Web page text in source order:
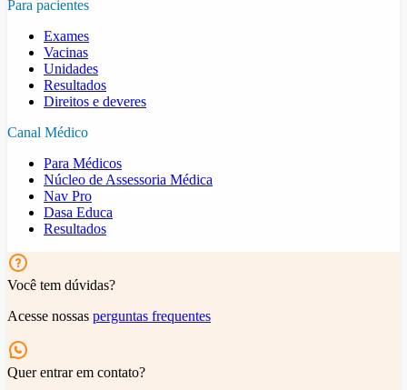
Para pacientes
Exames
Vacinas
Unidades
Resultados
Direitos e deveres
Canal Médico
Para Médicos
Núcleo de Assessoria Médica
Nav Pro
Dasa Educa
Resultados
Você tem dúvidas?
Acesse nossas perguntas frequentes
Quer entrar em contato?